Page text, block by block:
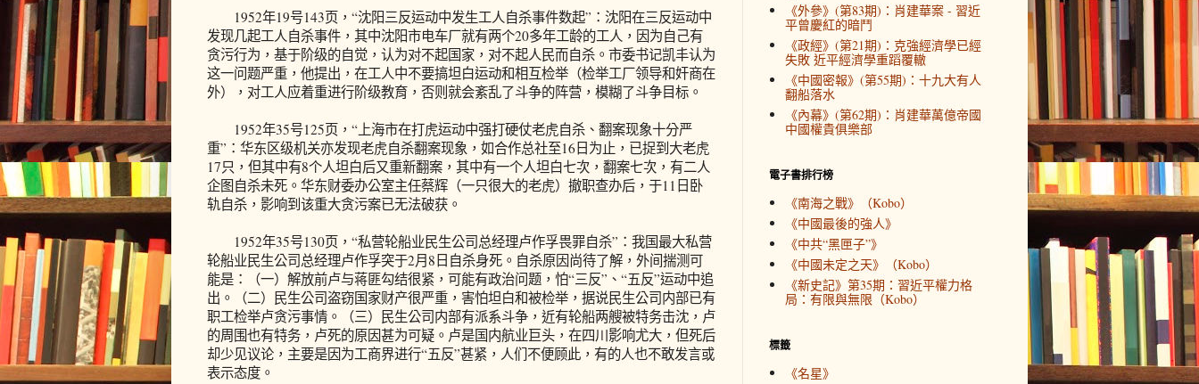
1952年19号143页，“沈阳三反运动中发生工人自杀事件数起”：沈阳在三反运动中
发现几起工人自杀事件，其中沈阳市电车厂就有两个20多年工龄的工人，因为自己有
贪污行为，基于阶级的自觉，认为对不起国家，对不起人民而自杀。市委书记凯丰认为
这一问题严重，他提出，在工人中不要搞坦白运动和相互检举（检举工厂领导和奸商在
外），对工人应着重进行阶级教育，否则就会紊乱了斗争的阵营，模糊了斗争目标。
1952年35号125页，“上海市在打虎运动中强打硬仗老虎自杀、翻案现象十分严
重”：华东区级机关亦发现老虎自杀翻案现象，如合作总社至16日为止，已捉到大老虎
17只，但其中有8个人坦白后又重新翻案，其中有一个人坦白七次，翻案七次，有二人
企图自杀未死。华东财委办公室主任蔡辉（一只很大的老虎）撤职查办后，于11日卧
轨自杀，影响到该重大贪污案已无法破获。
1952年35号130页，“私营轮船业民生公司总经理卢作孚畏罪自杀”：我国最大私营
轮船业民生公司总经理卢作孚突于2月8日自杀身死。自杀原因尚待了解，外间揣测可
能是：（一）解放前卢与蒋匪勾结很紧，可能有政治问题，怕“三反”、“五反”运动中追
出。（二）民生公司盗窃国家财产很严重，害怕坦白和被检举，据说民生公司内部已有
职工检举卢贪污事情。（三）民生公司内部有派系斗争，近有轮船两艘被特务击沈，卢
的周围也有特务，卢死的原因甚为可疑。卢是国内航业巨头，在四川影响尤大，但死后
却少见议论，主要是因为工商界进行“五反”甚紧，人们不便顾此，有的人也不敢发言或
表示态度。
《外參》(第83期)：肖建華案 - 習近
平曾慶紅的暗鬥
《政經》(第21期)：克強經濟學已經
失敗 近平經濟學重蹈覆轍
《中國密報》(第55期)：十九大有人
翻船落水
《內幕》(第62期)：肖建華萬億帝國
中國權貴俱樂部
電子書排行榜
《南海之戰》（Kobo）
《中國最後的強人》
《中共“黑匣子”》
《中國未定之天》（Kobo）
《新史記》第35期：習近平權力格
局：有限與無限（Kobo）
標籤
《名星》